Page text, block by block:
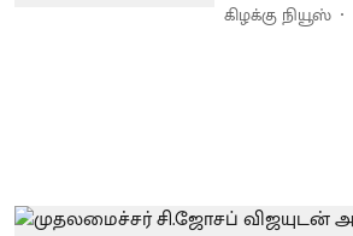
கிழக்கு நியூஸ்